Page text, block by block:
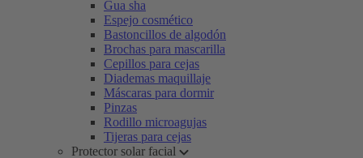
Gua sha
Espejo cosmético
Bastoncillos de algodón
Brochas para mascarilla
Cepillos para cejas
Diademas maquillaje
Máscaras para dormir
Pinzas
Rodillo microagujas
Tijeras para cejas
Protector solar facial